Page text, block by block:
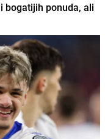
bogatijih ponuda, ali